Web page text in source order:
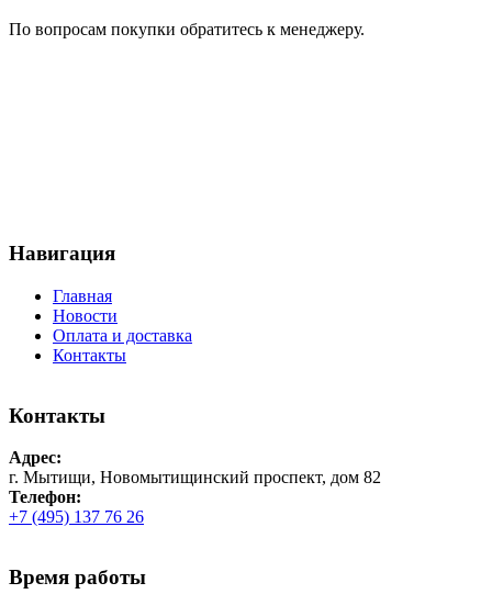
По вопросам покупки обратитесь к менеджеру.
Навигация
Главная
Новости
Оплата и доставка
Контакты
Контакты
Адрес:
г. Мытищи, Новомытищинский проспект, дом 82
Телефон:
+7 (495) 137 76 26
Время работы